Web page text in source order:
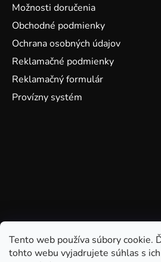
Tento web používa súbory cookie.
tohto webu vyjadrujete súhlas s
Možnosti doručenia
Obchodné podmienky
Ochrana osobných údajov
Reklamačné podmienky
Reklamačný formulár
Provízny systém